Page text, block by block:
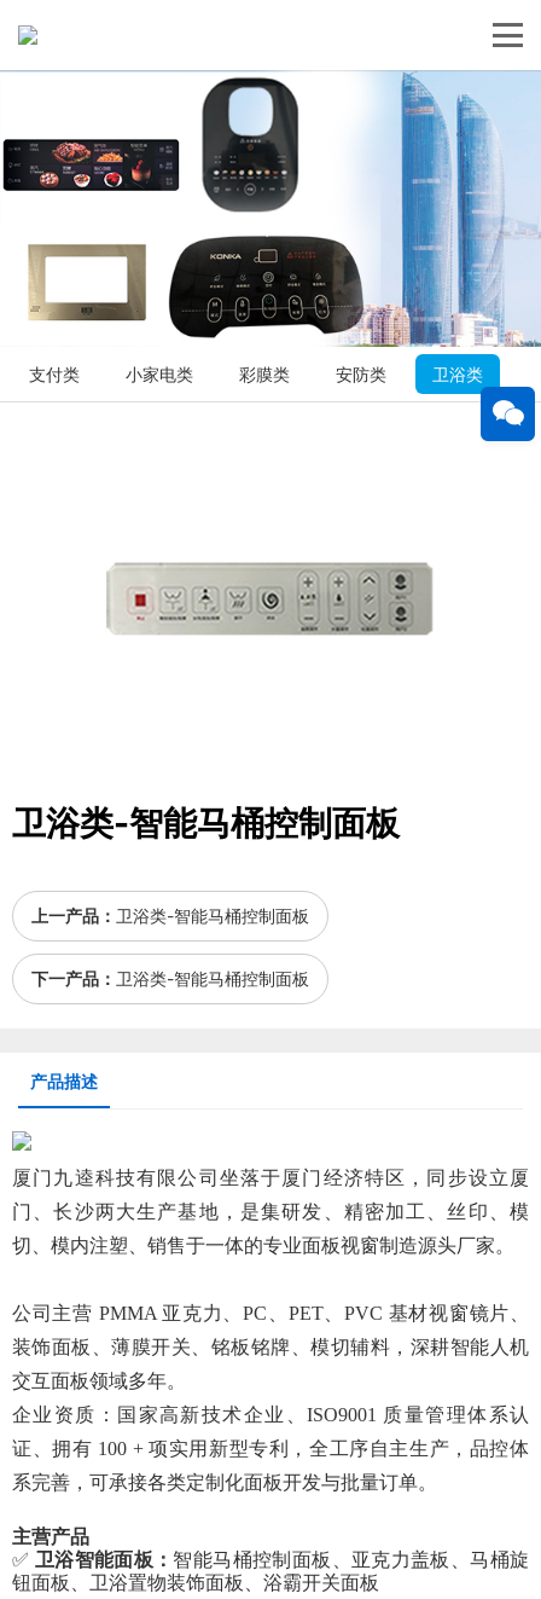
支付类 小家电类 彩膜类 安防类 卫浴类
卫浴类-智能马桶控制面板
上一产品： 卫浴类-智能马桶控制面板
下一产品： 卫浴类-智能马桶控制面板
产品描述
厦门 九逵科技有限公司坐落于厦门经济特区，同步设立厦
门、长沙两大生产基地，是集研发、精密加工、丝印、模
切、模内注塑、销售于一体的专业面板视窗制造源头厂家。
公司主营 PMMA 亚克力、PC、PET、PVC 基材视窗镜片、
装饰面板、薄膜开关、铭板铭牌、模切辅料，深耕智能人机
交互面板领域多年。
企业资质：国家高新技术企业、 ISO9001 质量管理体系认
证、拥有 100 + 项实用新型专利，全工序自主生产，品控体
系完善，可承接各类定制化面板开发与批量订单。
主营产品
✅ 卫浴智能面板： 智能马桶控制面板、亚克力盖板、马桶旋
钮面板、卫浴置物装饰面板、浴霸开关面板